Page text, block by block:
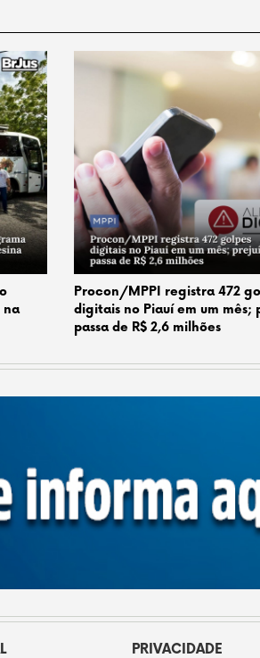
na
Procon/MPPI registra 472
digitais no Piauí em um mês;
passa de R$ 2,6 milhões
PRIVACIDADE